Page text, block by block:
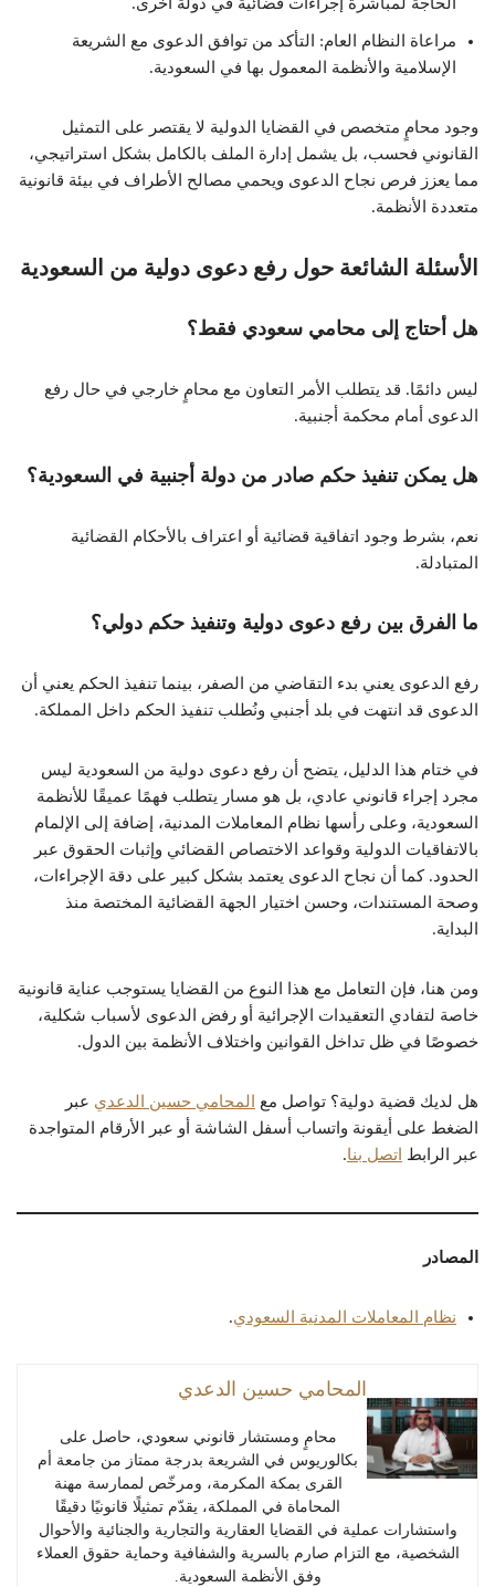
مراعاة النظام العام: التأكد من توافق الدعوى مع الشريعة
الإسلامية والأنظمة المعمول بها في السعودية.
وجود محامٍ متخصص في القضايا الدولية لا يقتصر على التمثيل
القانوني فحسب، بل يشمل إدارة الملف بالكامل بشكل استراتيجي،
مما يعزز فرص نجاح الدعوى ويحمي مصالح الأطراف في بيئة قانونية
متعددة الأنظمة.
الأسئلة الشائعة حول رفع دعوى دولية من السعودية
هل أحتاج إلى محامي سعودي فقط؟
ليس دائمًا. قد يتطلب الأمر التعاون مع محامٍ خارجي في حال رفع
الدعوى أمام محكمة أجنبية.
هل يمكن تنفيذ حكم صادر من دولة أجنبية في السعودية؟
نعم، بشرط وجود اتفاقية قضائية أو اعتراف بالأحكام القضائية
المتبادلة.
ما الفرق بين رفع دعوى دولية وتنفيذ حكم دولي؟
رفع الدعوى يعني بدء التقاضي من الصفر، بينما تنفيذ الحكم يعني أن
الدعوى قد انتهت في بلد أجنبي ونُطلب تنفيذ الحكم داخل المملكة.
في ختام هذا الدليل، يتضح أن رفع دعوى دولية من السعودية ليس
مجرد إجراء قانوني عادي، بل هو مسار يتطلب فهمًا عميقًا للأنظمة
السعودية، وعلى رأسها نظام المعاملات المدنية، إضافة إلى الإلمام
بالاتفاقيات الدولية وقواعد الاختصاص القضائي وإثبات الحقوق عبر
الحدود. كما أن نجاح الدعوى يعتمد بشكل كبير على دقة الإجراءات،
وصحة المستندات، وحسن اختيار الجهة القضائية المختصة منذ
البداية.
ومن هنا، فإن التعامل مع هذا النوع من القضايا يستوجب عناية قانونية
خاصة لتفادي التعقيدات الإجرائية أو رفض الدعوى لأسباب شكلية،
خصوصًا في ظل تداخل القوانين واختلاف الأنظمة بين الدول.
هل لديك قضية دولية؟ تواصل مع المحامي حسين الدعدي عبر
الضغط على أيقونة واتساب أسفل الشاشة أو عبر الأرقام المتواجدة
عبر الرابط اتصل بنا.
المصادر
نظام المعاملات المدنية السعودي.
المحامي حسين الدعدي
محامٍ ومستشار قانوني سعودي، حاصل على
بكالوريوس في الشريعة بدرجة ممتاز من جامعة أم
القرى بمكة المكرمة، ومرخّص لممارسة مهنة
المحاماة في المملكة، يقدّم تمثيلًا قانونيًا دقيقًا
واستشارات عملية في القضايا العقارية والتجارية والجنائية والأحوال
الشخصية، مع التزام صارم بالسرية والشفافية وحماية حقوق العملاء
وفق الأنظمة السعودية.